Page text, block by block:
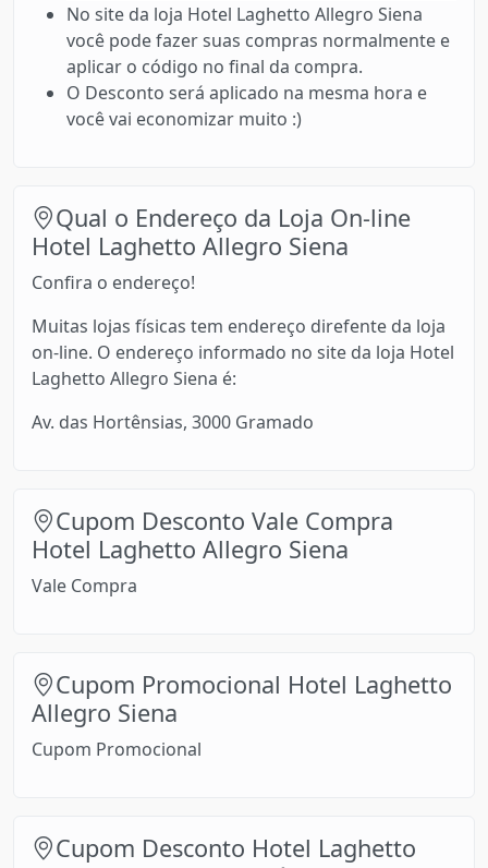
No site da loja Hotel Laghetto Allegro Siena
você pode fazer suas compras normalmente e
aplicar o código no final da compra.
O Desconto será aplicado na mesma hora e
você vai economizar muito :)
Qual o Endereço da Loja On-line
Hotel Laghetto Allegro Siena
Confira o endereço!
Muitas lojas físicas tem endereço direfente da loja
on-line. O endereço informado no site da loja Hotel
Laghetto Allegro Siena é:
Av. das Hortênsias, 3000 Gramado
Cupom Desconto Vale Compra
Hotel Laghetto Allegro Siena
Vale Compra
Cupom Promocional Hotel Laghetto
Allegro Siena
Cupom Promocional
Cupom Desconto Hotel Laghetto